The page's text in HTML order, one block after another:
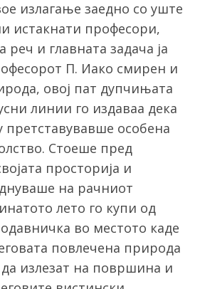
излагање заедно со уште
истакнати професори,
реч и главната задача ја
П. Иако смирен и
овој пат дупчињата
линии го издаваа дека
претставувавше особена
Стоеше пред
просторија и
на рачниот
лето го купи од
во местото каде
повлечена природа
излезат на површина и